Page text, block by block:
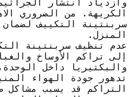
وازدياد انتشار
الكريهة. من الضروري
سربنتينة التكييف
المنزل.
عدم تنظيف سربنتينة
إلى تراكم الأوساخ
والبكتيريا داخل
تدهور جودة الهواء
التراكم قد يسبب مشاكل